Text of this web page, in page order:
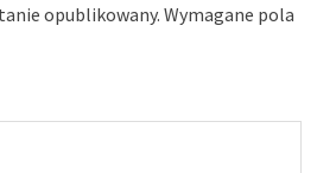
opublikowany. Wymagane pola